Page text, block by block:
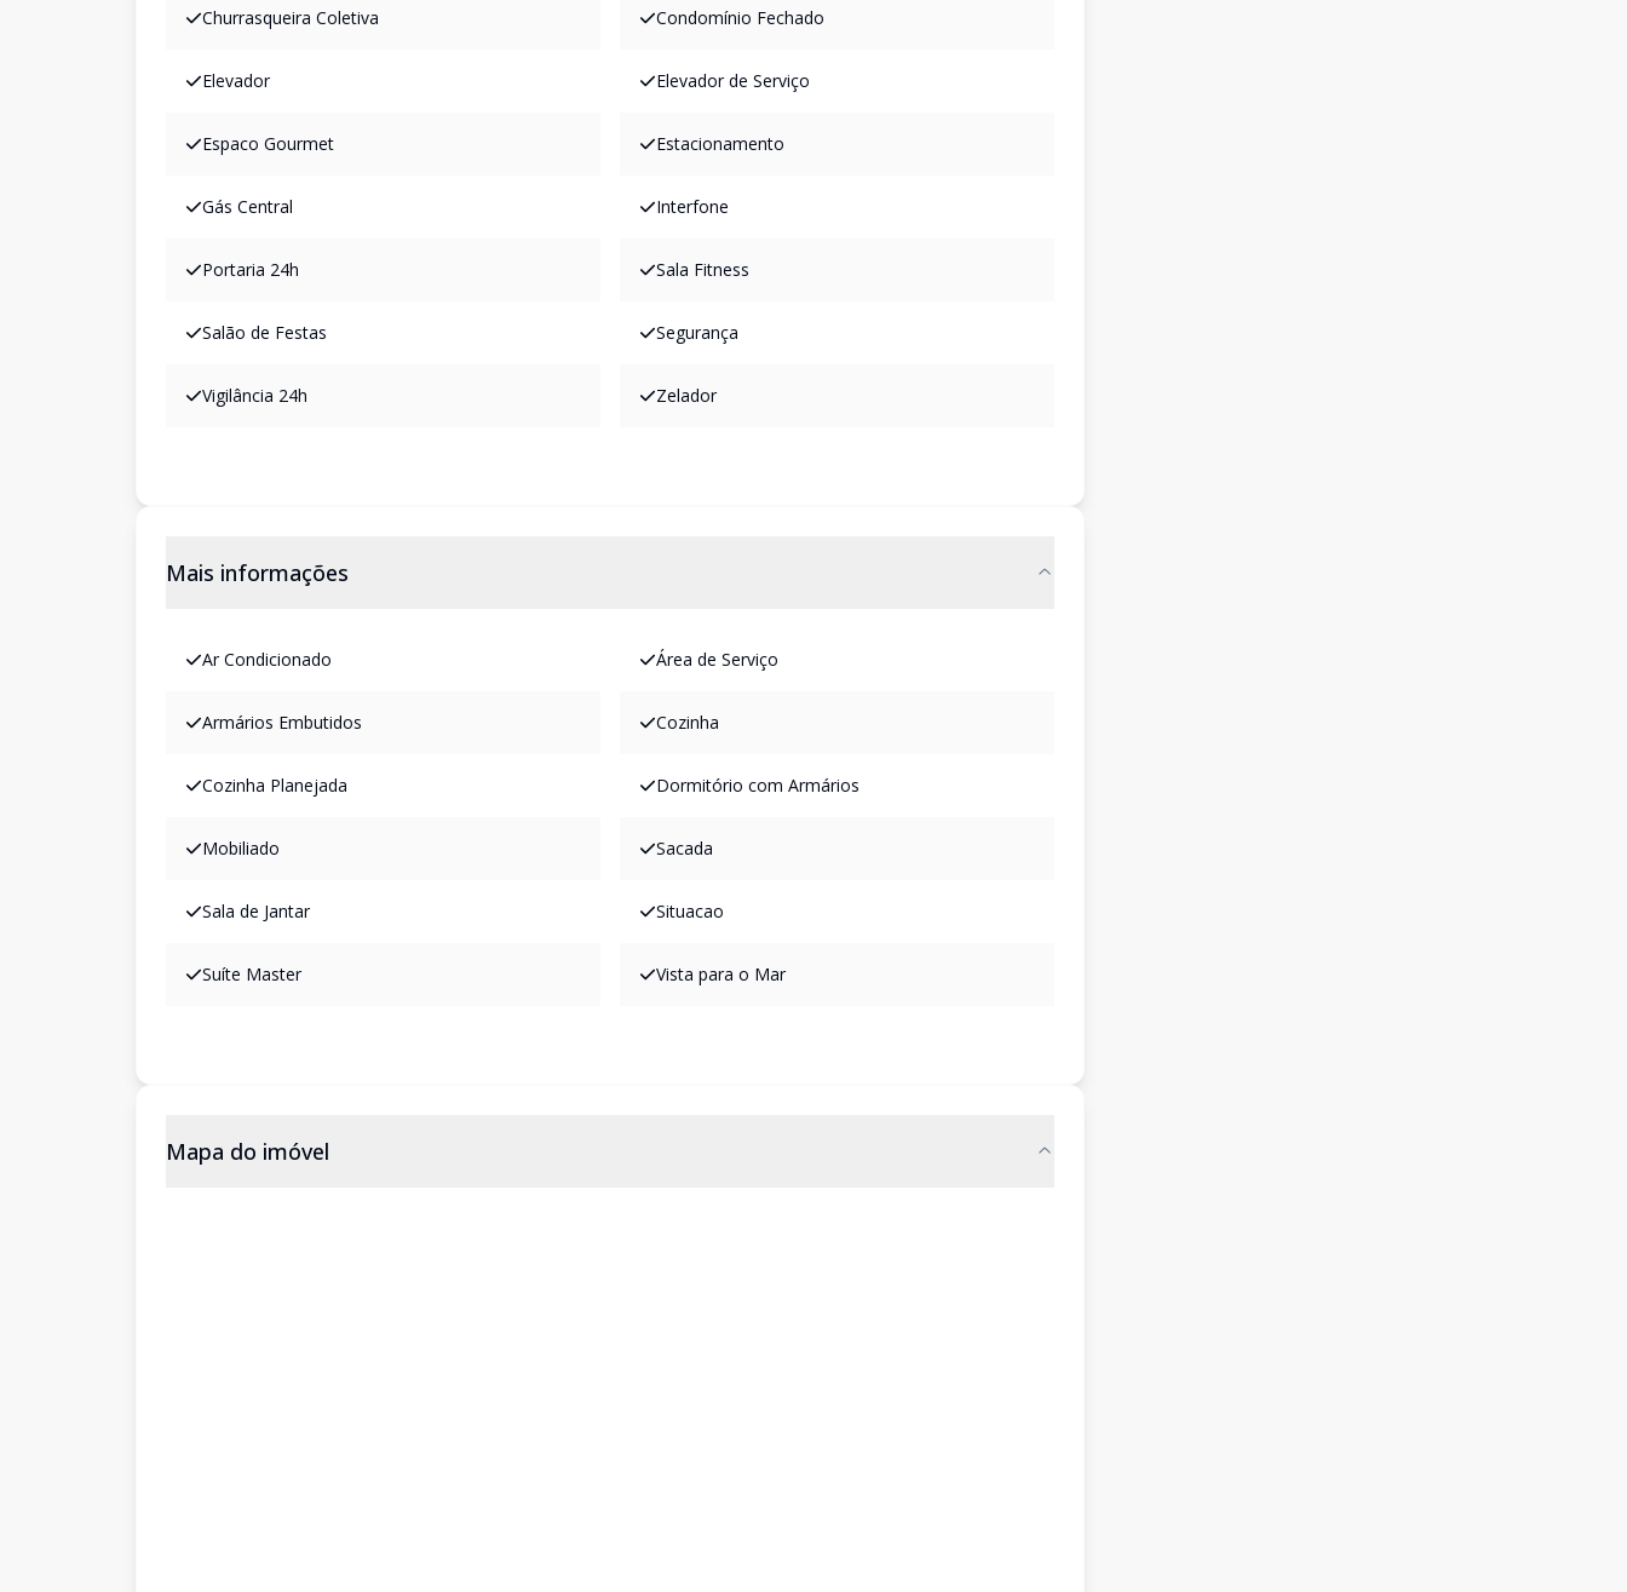
Churrasqueira Coletiva Condomínio Fechado
Elevador Elevador de Serviço
Espaco Gourmet Estacionamento
Gás Central Interfone
Portaria 24h Sala Fitness
Salão de Festas Segurança
Vigilância 24h Zelador
Mais informações
Ar Condicionado Área de Serviço
Armários Embutidos Cozinha
Cozinha Planejada Dormitório com Armários
Mobiliado Sacada
Sala de Jantar Situacao
Suíte Master Vista para o Mar
Mapa do imóvel